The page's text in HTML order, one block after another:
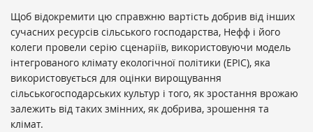
Щоб відокремити цю справжню вартість добрив від інших
сучасних ресурсів сільського господарства, Нефф і його
колеги провели серію сценаріїв, використовуючи модель
інтегрованого клімату екологічної політики (EPIC), яка
використовується для оцінки вирощування
сільськогосподарських культур і того, як зростання врожаю
залежить від таких змінних, як добрива, зрошення та
клімат.